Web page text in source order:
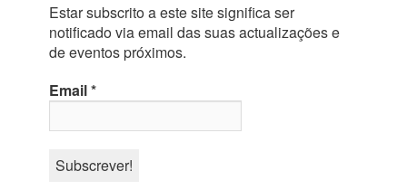
Estar subscrito a este site significa ser
notificado via email das suas actualizações e
de eventos próximos.
Email*